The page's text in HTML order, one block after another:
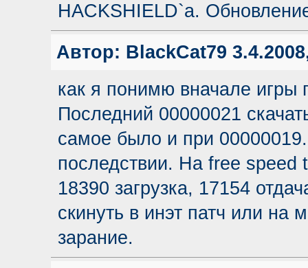
HACKSHIELD`а.
Автор: BlackCat79
как я понимю вначале игры
Последний 00000021
самое было и при
последствии. На free speed
18390 загрузка, 17154
скинуть в инэт патч или
зарание.